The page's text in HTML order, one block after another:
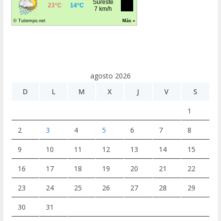
agosto 2026
D
L M X J V S
1
2 3 4 5 6 7 8
9 10 11 12 13 14 15
16 17 18 19 20 21 22
23 24 25 26 27 28 29
30 31